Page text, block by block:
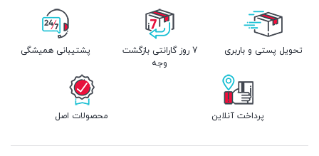
تحویل پستی و باربری
7 روز گارانتی بازگشت
وجه
پشتیبانی همیشگی
پرداخت آنلاین محصولات اصل